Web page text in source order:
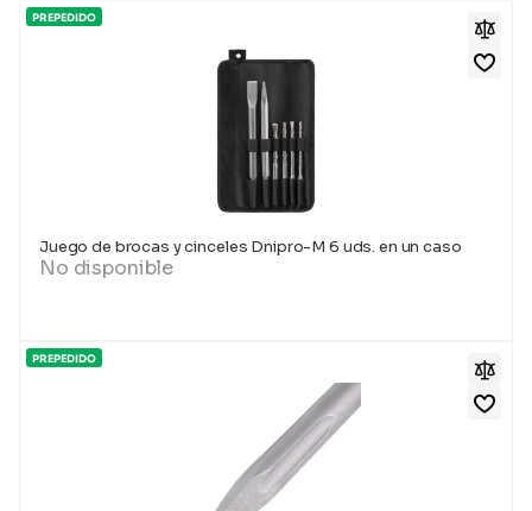
PREPEDIDO
Juego de brocas y cinceles Dnipro-M 6 uds. en un caso
No disponible
PREPEDIDO